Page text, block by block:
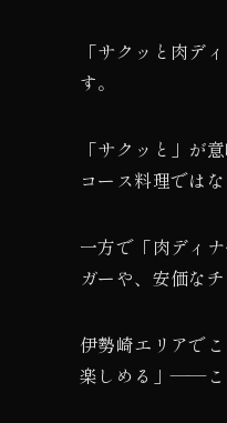
「サクッと肉デ
す。
「サクッと」が
コース料理では
一方で「肉ディ
ガーや、安価な
伊勢崎エリアで
楽しめる」——こ